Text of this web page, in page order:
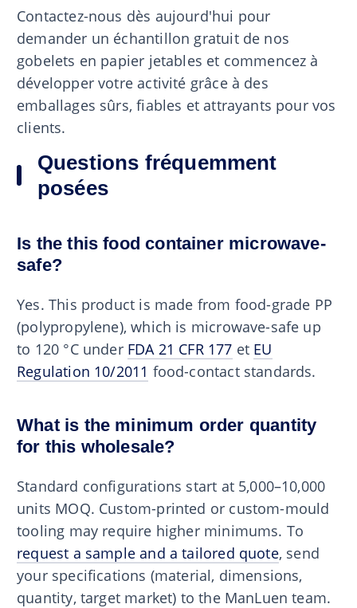
Contactez-nous dès aujourd'hui pour
demander un échantillon gratuit de nos
gobelets en papier jetables et commencez à
développer votre activité grâce à des
emballages sûrs, fiables et attrayants pour vos
clients.
Questions fréquemment
posées
Is the this food container microwave-
safe?
Yes. This product is made from food-grade PP
(polypropylene), which is microwave-safe up
to 120 °C under FDA 21 CFR 177 et EU
Regulation 10/2011 food-contact standards.
What is the minimum order quantity
for this wholesale?
Standard configurations start at 5,000–10,000
units MOQ. Custom-printed or custom-mould
tooling may require higher minimums. To
request a sample and a tailored quote, send
your specifications (material, dimensions,
quantity, target market) to the ManLuen team.